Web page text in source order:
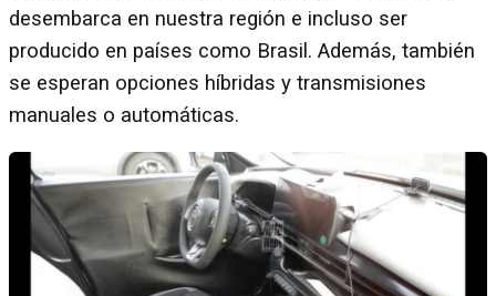
desembarca en nuestra región e incluso ser
producido en países como Brasil. Además, también
se esperan opciones híbridas y transmisiones
manuales o automáticas.